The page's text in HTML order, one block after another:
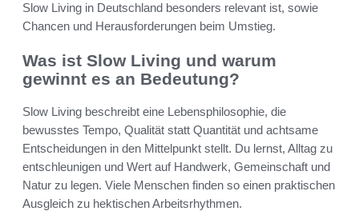
Slow Living in Deutschland besonders relevant ist, sowie
Chancen und Herausforderungen beim Umstieg.
Was ist Slow Living und warum
gewinnt es an Bedeutung?
Slow Living beschreibt eine Lebensphilosophie, die
bewusstes Tempo, Qualität statt Quantität und achtsame
Entscheidungen in den Mittelpunkt stellt. Du lernst, Alltag zu
entschleunigen und Wert auf Handwerk, Gemeinschaft und
Natur zu legen. Viele Menschen finden so einen praktischen
Ausgleich zu hektischen Arbeitsrhythmen.